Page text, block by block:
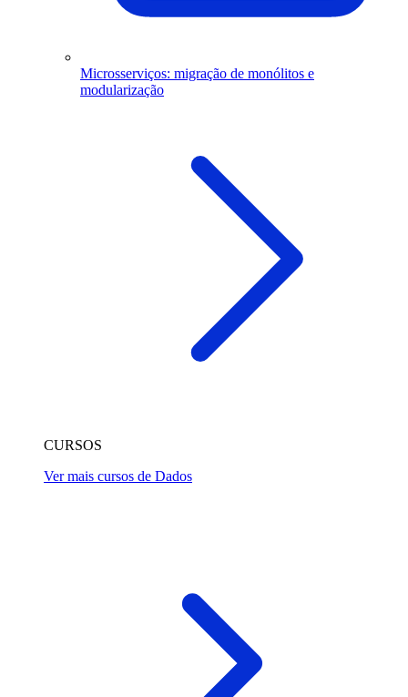
Microsserviços: migração de monólitos e
modularização
CURSOS
Ver mais cursos de Dados